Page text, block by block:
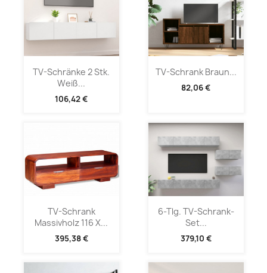
TV-Schränke 2 Stk.
Weiß...
106,42 €
TV-Schrank Braun...
82,06 €
TV-Schrank
Massivholz 116 X...
395,38 €
6-Tlg. TV-Schrank-
Set...
379,10 €